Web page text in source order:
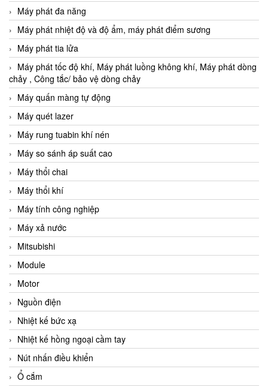
Máy phát đa năng
Máy phát nhiệt độ và độ ẩm, máy phát điểm sương
Máy phát tia lửa
Máy phát tốc độ khí, Máy phát luồng không khí, Máy phát dòng
chảy , Công tắc/ bảo vệ dòng chảy
Máy quấn màng tự động
Máy quét lazer
Máy rung tuabin khí nén
Máy so sánh áp suất cao
Máy thổi chai
Máy thổi khí
Máy tính công nghiệp
Máy xả nước
Mitsubishi
Module
Motor
Nguồn điện
Nhiệt kế bức xạ
Nhiệt kế hồng ngoại cầm tay
Nút nhấn điều khiển
Ổ cắm